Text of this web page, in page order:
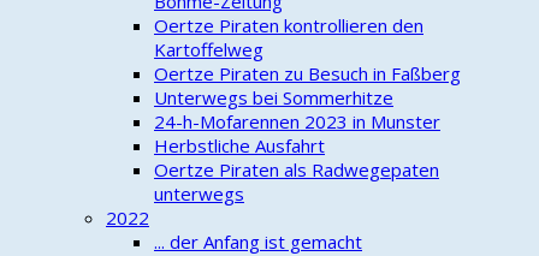
Oertze Piraten kontrollieren den
Kartoffelweg
Oertze Piraten zu Besuch in Faßberg
Unterwegs bei Sommerhitze
24-h-Mofarennen 2023 in Munster
Herbstliche Ausfahrt
Oertze Piraten als Radwegepaten
unterwegs
2022
... der Anfang ist gemacht